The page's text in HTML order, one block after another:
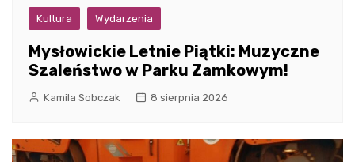
Kultura Wydarzenia
Mysłowickie Letnie Piątki: Muzyczne
Szaleństwo w Parku Zamkowym!
Kamila Sobczak 8 sierpnia 2026